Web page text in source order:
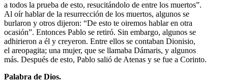
a todos la prueba de esto, resucitándolo de entre los muertos”.
Al oír hablar de la resurrección de los muertos, algunos se
burlaron y otros dijeron: “De esto te oiremos hablar en otra
ocasión”. Entonces Pablo se retiró. Sin embargo, algunos se
adhirieron a él y creyeron. Entre ellos se contaban Dionisio,
el areopagita; una mujer, que se llamaba Dámaris, y algunos
más. Después de esto, Pablo salió de Atenas y se fue a Corinto.
Palabra de Dios.